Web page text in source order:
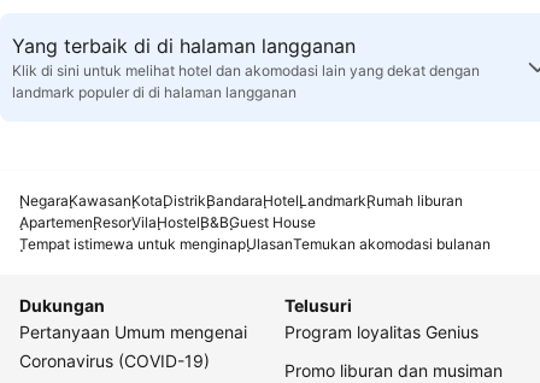
Yang terbaik di di halaman langganan
Klik di sini untuk melihat hotel dan akomodasi lain yang dekat dengan
landmark populer di di halaman langganan
NegaraKawasanKotaDistrikBandaraHotelLandmarkRumah liburan
ApartemenResorVilaHostelB&BGuest House
Tempat istimewa untuk menginapUlasanTemukan akomodasi bulanan
Dukungan
Pertanyaan Umum mengenai
Coronavirus (COVID-19)
Telusuri
Program loyalitas Genius
Promo liburan dan musiman